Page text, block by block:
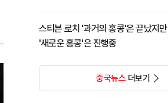
스티븐 로치 '과거의 홍콩'은 끝났지만
'새로운 홍콩'은 진행중
중국뉴스더보기